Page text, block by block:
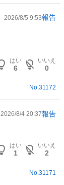
2026/8/5 9:53報告
はい
6
いいえ
0
No.31172
2026/8/4 20:37報告
はい
1
いいえ
2
No. 31171